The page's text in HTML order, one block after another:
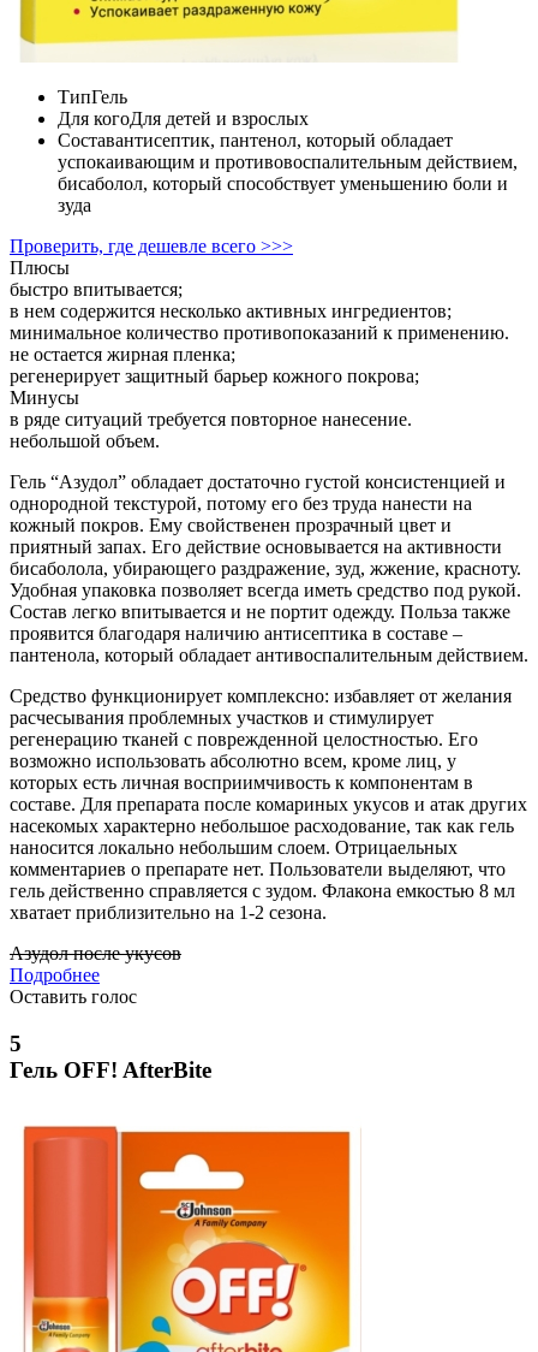
ТипГель
Для когоДля детей и взрослых
Составантисептик, пантенол, который обладает
успокаивающим и противовоспалительным действием,
бисаболол, который способствует уменьшению боли и
зуда
Проверить, где дешевле всего >>>
Плюсы
быстро впитывается;
в нем содержится несколько активных ингредиентов;
минимальное количество противопоказаний к применению.
не остается жирная пленка;
регенерирует защитный барьер кожного покрова;
Минусы
в ряде ситуаций требуется повторное нанесение.
небольшой объем.
Гель “Азудол” обладает достаточно густой консистенцией и
однородной текстурой, потому его без труда нанести на
кожный покров. Ему свойственен прозрачный цвет и
приятный запах. Его действие основывается на активности
бисаболола, убирающего раздражение, зуд, жжение, красноту.
Удобная упаковка позволяет всегда иметь средство под рукой.
Состав легко впитывается и не портит одежду. Польза также
проявится благодаря наличию антисептика в составе –
пантенола, который обладает антивоспалительным действием.
Средство функционирует комплексно: избавляет от желания
расчесывания проблемных участков и стимулирует
регенерацию тканей с поврежденной целостностью. Его
возможно использовать абсолютно всем, кроме лиц, у
которых есть личная восприимчивость к компонентам в
составе. Для препарата после комариных укусов и атак других
насекомых характерно небольшое расходование, так как гель
наносится локально небольшим слоем. Отрицаельных
комментариев о препарате нет. Пользователи выделяют, что
гель действенно справляется с зудом. Флакона емкостью 8 мл
хватает приблизительно на 1-2 сезона.
Азудол после укусов
Подробнее
Оставить голос
5
Гель OFF! AfterBite